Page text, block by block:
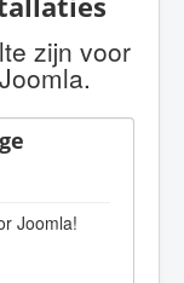
zijn voor
Joomla!